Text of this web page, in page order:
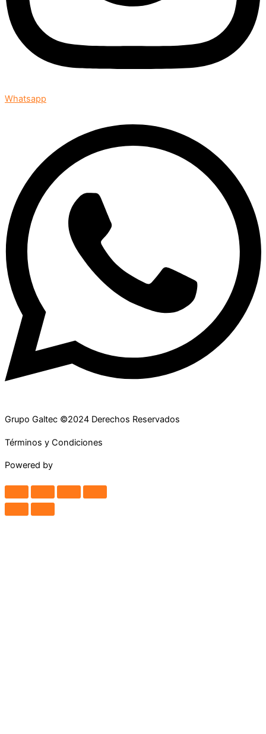
Whatsapp
Grupo Galtec ©2024 Derechos Reservados
Términos y Condiciones
Powered by